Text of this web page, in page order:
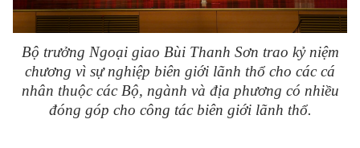
Bộ trưởng Ngoại giao Bùi Thanh Sơn trao kỷ niệm
chương vì sự nghiệp biên giới lãnh thổ cho các cá
nhân thuộc các Bộ, ngành và địa phương có nhiều
đóng góp cho công tác biên giới lãnh thổ.